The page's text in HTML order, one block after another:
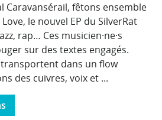
Caravansérail, fêtons ensemble
le nouvel EP du SilverRat
rap… Ces musicien·ne·s
sur des textes engagés.
dans un flow
des cuivres, voix et ...